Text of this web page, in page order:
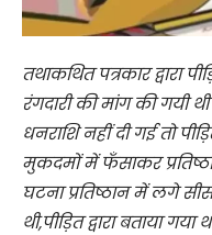
तथाकथित पत्रकार द्वारा
रंगदारी की मांग की गयी
धनराशि नहीं दी गई तो
मुकदमों में फँसाकर
घटना प्रतिष्ठान में लगे
थी,पीड़ित द्वारा बताया